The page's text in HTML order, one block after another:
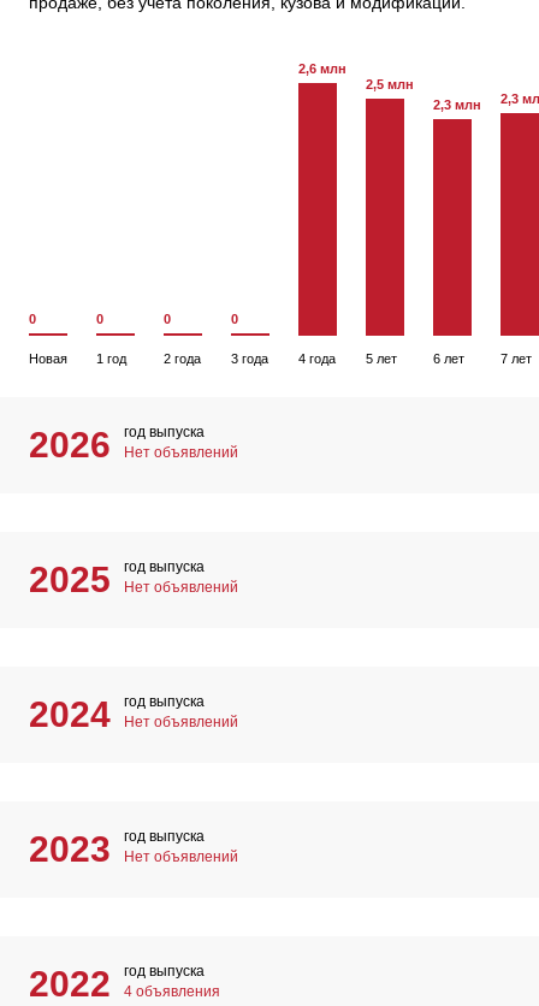
0
Новая
0
1 год
0
2 года
0
3 года
2,6 млн
4 года
2,5 млн
5 лет
2,3 млн
6 лет
2,3
7 лет
2026
год выпуска
Нет объявлений
2025
год выпуска
Нет объявлений
2024
год выпуска
Нет объявлений
2023
год выпуска
Нет объявлений
2022
год выпуска
4 объявления